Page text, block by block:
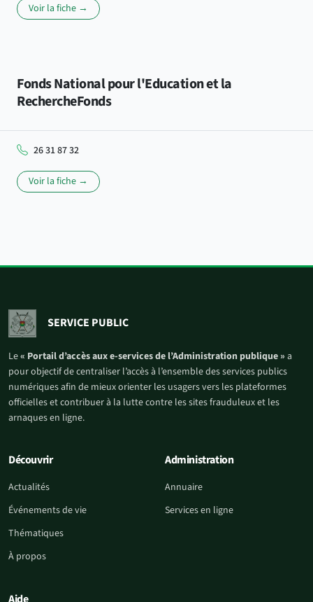
Voir la fiche →
Fonds National pour l'Education et la
RechercheFonds
26 31 87 32
Voir la fiche →
SERVICE PUBLIC
Le« Portail d’accès aux e-services de l’Administration publique » a
pour objectif de centraliser l’accès à l’ensemble des services publics
numériques afin de mieux orienter les usagers vers les plateformes
officielles et contribuer à la lutte contre les sites frauduleux et les
arnaques en ligne.
Découvrir
Actualités
Événements de vie
Thématiques
À propos
Administration
Annuaire
Services en ligne